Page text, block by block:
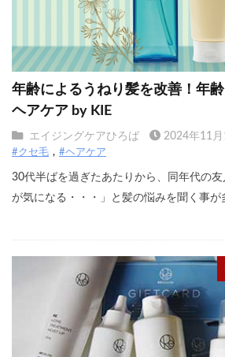
年齢によるうねり髪を改善！年
ヘアケア by KIE
エイジングケアひろば 2024年11月
#クセ毛 #ヘアケア
30代半ばを過ぎたあたりから、同年代の
が気になる・・・」と髪の悩みを聞く事が